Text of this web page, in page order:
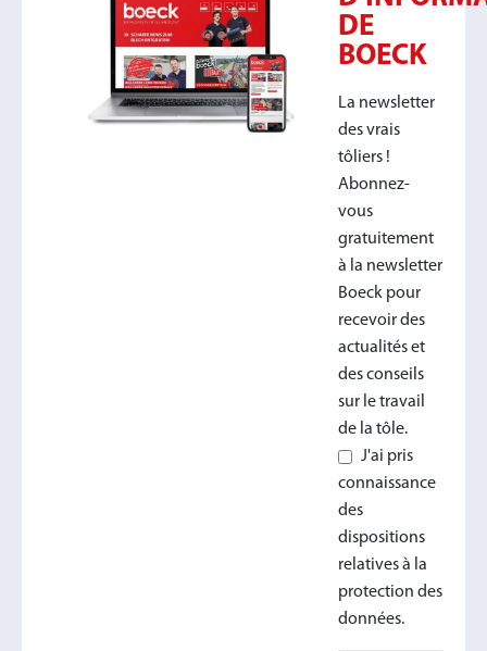
DE
BOECK
La newsletter
des vrais
tôliers !
Abonnez-
vous
gratuitement
à la newsletter
Boeck pour
recevoir des
actualités et
des conseils
sur le travail
de la tôle.
J'ai pris
connaissance
des
dispositions
relatives à la
protection des
données.